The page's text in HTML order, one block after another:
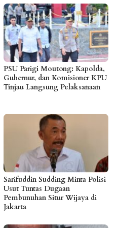
PSU Parigi Moutong: Kapolda,
Gubernur, dan Komisioner KPU
Tinjau Langsung Pelaksanaan
Sarifuddin Sudding Minta Polisi
Usut Tuntas Dugaan
Pembunuhan Situr Wijaya di
Jakarta